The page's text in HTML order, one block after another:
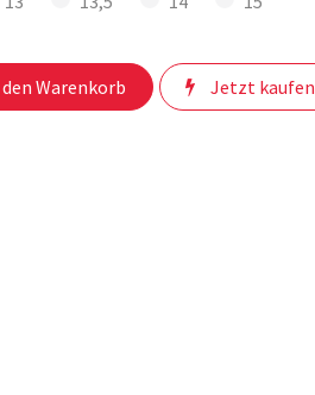
Warenkorb Jetzt kaufen